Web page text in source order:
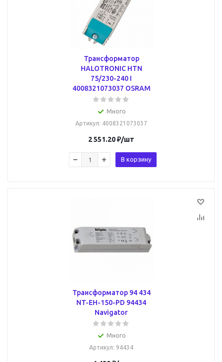
Трансформатор
HALOTRONIC HTN
75/230-240 I
4008321073037 OSRAM
Много
Артикул: 4008321073037
2 551.20₽/шт
В корзину
Трансформатор 94 434
NT-EH-150-PD 94434
Navigator
Много
Артикул: 94434